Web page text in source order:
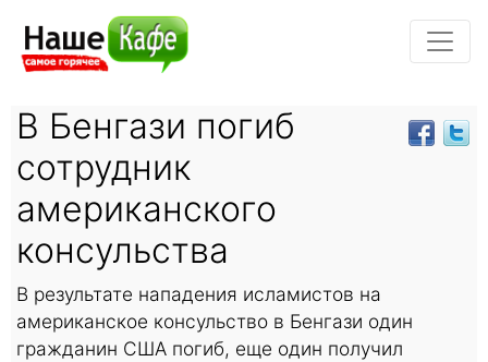
В Бенгази погиб
сотрудник
американского
консульства
В результате нападения исламистов на
американское консульство в Бенгази один
гражданин США погиб, еще один получил